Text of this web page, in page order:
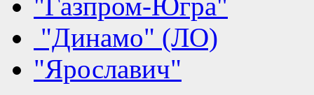
"Динамо" (ЛО)
"Ярославич"